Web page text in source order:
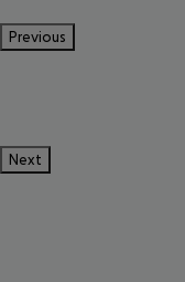
Previous
Next